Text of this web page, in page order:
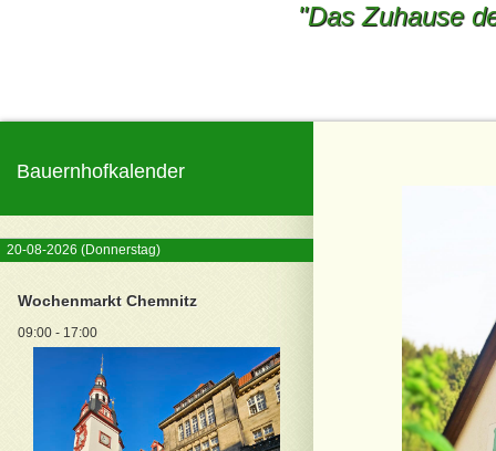
"Das Zuhause
Bauernhofkalender
20-08-2026 (Donnerstag)
Wochenmarkt Chemnitz
09:00 - 17:00